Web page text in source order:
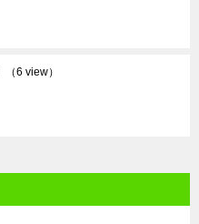
（6 view）